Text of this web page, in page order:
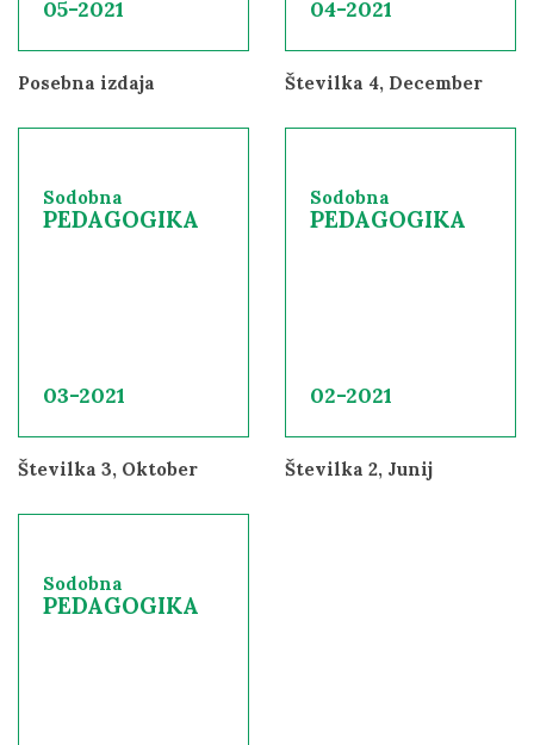
05-2021
Posebna izdaja
04-2021
Številka 4, December
Sodobna
PEDAGOGIKA
03-2021
Številka 3, Oktober
Sodobna
PEDAGOGIKA
02-2021
Številka 2, Junij
Sodobna
PEDAGOGIKA